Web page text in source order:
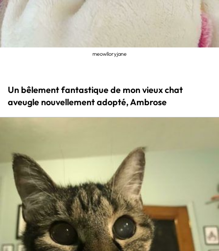
meowlloryjane
Un bêlement fantastique de mon vieux chat
aveugle nouvellement adopté, Ambrose